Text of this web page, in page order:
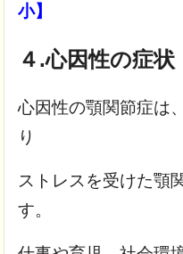
小】
４.心因性の症状
心因性の顎関節症は
り
ストレスを受けた顎
す。